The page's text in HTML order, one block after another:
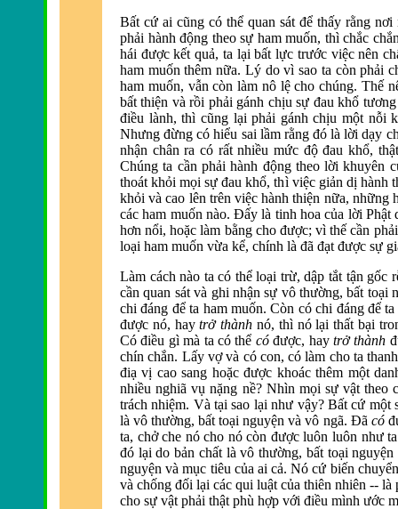
Bất cứ ai cũng có thể quan sát để thấy rằng nơi
phải hànhđộng theo sự ham muốn, thì chắc
hái được kết quả, ta lại bất lực trước việc nên
ham muốn thêm nữa. Lý do vì sao ta còn phải
ham muốn, vẫn còn làm nô lệ cho chúng. Thế
bất thiện và rồi phải gánh chịu sự đau khổ
điều lành, thì cũng lại phải gánh chịu một nỗi
Nhưngđừng có hiểu sai lầm rằng đó là lời dạy
nhận chân ra có rất nhiều mức độ đau khổ,
Chúng ta cần phải hành động theo lời khuyên
thoát khỏi mọi sựđau khổ, thì việc giản dị hành
khỏi và cao lên trên việc hành thiện nữa, những
các ham muốn nào.Đấy là tinh hoa của lời Phật
hơn nổi, hoặc làm bằng cho được; vì thế cần
loại ham muốn vừa kể, chính là đã đạt được sự
Làm cách nào ta có thể loại trừ, dập tắt tận gốc
cần quan sát và ghi nhận sự vô thường, bất toại
chi đáng để ta ham muốn. Còn có chi đáng để
được nó, haytrở thànhnó, thì nó lại thất bại
Cóđiều gì mà ta có thể có được, hay trở thành
chín chắn. Lấy vợ và có con, có làm cho ta
điạ vị cao sang hoặc được khoác thêm một
nhiều nghiã vụ nặng nề? Nhìn mọi sự vật theo
trách nhiệm. Và tại sao lại như vậy? Bất cứ
là vô thường, bất toại nguyện và vô ngã. Đã có
ta, chở che nó cho nó còn được luôn luôn như
đó lại do bản chất là vô thường, bất toại
nguyện và mục tiêu của ai cả. Nó cứ biến
và chống đối lại các qui luật của thiên nhiên -- là
cho sự vật phải thật phù hợp với điều mình ước